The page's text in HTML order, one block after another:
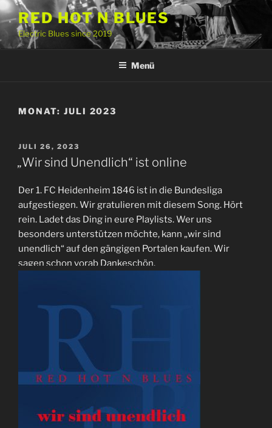
Zum
Inhalt
springen
RED HOT N BLUES
Electric Blues since 2019
Menü
MONAT: JULI 2023
VERÖFFENTLICHT
AM
JULI 26, 2023
„Wir sind Unendlich“ ist online
Der 1. FC Heidenheim 1846 ist in die Bundesliga
aufgestiegen. Wir gratulieren mit diesem Song. Hört
rein. Ladet das Ding in eure Playlists. Wer uns
besonders unterstützen möchte, kann „wir sind
unendlich“ auf den gängigen Portalen kaufen. Wir
sagen schon vorab Dankeschön.